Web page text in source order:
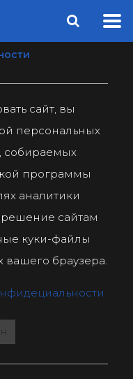
сайт, вы
персональных
собираемых
программы
аналитики
сайтам
куки-файлы
вашего браузера.